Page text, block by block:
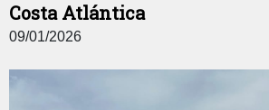
Costa Atlántica
09/01/2026